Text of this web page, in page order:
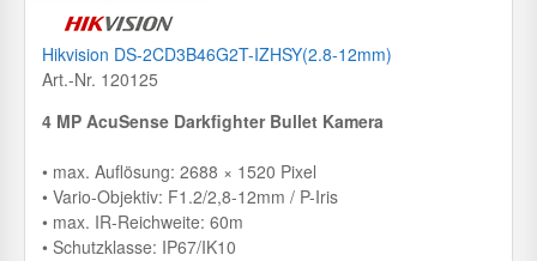
Hikvision DS-2CD3B46G2T-IZHSY(2.8-12mm)
Art.-Nr. 120125
4 MP AcuSense Darkfighter Bullet Kamera
• max. Auflösung: 2688 × 1520 Pixel
• Vario-Objektiv: F1.2/2,8-12mm / P-Iris
• max. IR-Reichweite: 60m
• Schutzklasse: IP67/IK10